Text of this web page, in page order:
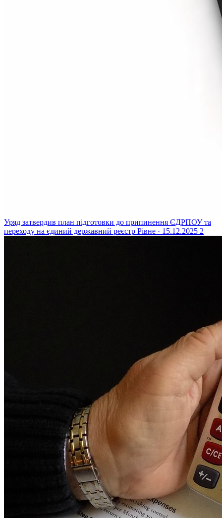
Уряд затвердив план підготовки до припинення ЄДРПОУ та
переходу на єдиний державний реєстр Рівне · 15.12.2025 2